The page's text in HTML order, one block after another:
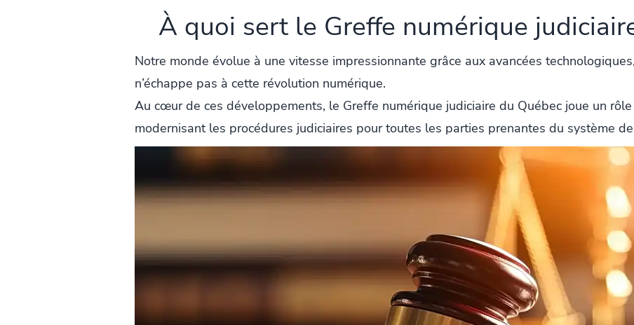
À quoi sert le Greffe numérique
Notre monde évolue à une vitesse impressionnante grâce aux avancées
n’échappe pas à cette révolution numérique.
Au cœur de ces développements, le Greffe numérique judiciaire du Québec joue un
modernisant les procédures judiciaires pour toutes les parties prenantes du système